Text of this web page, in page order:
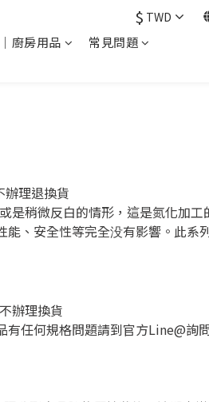
$ TWD
廚房用品 常見問題
辦理退換貨
是稍微反白的情形，這是氮化加工
、安全性等完全没有影響。此系
辦理換貨
任何規格問題請到官方Line@詢